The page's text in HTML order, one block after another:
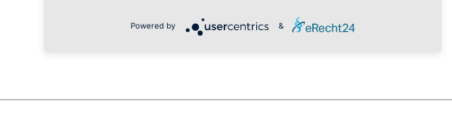
Powered by &